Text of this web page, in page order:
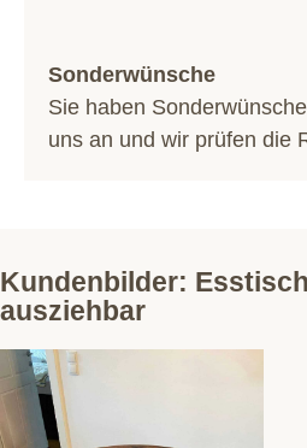
Sonderwünsche
Sie haben
uns an und wir prüfen die
Kundenbilder:
ausziehbar